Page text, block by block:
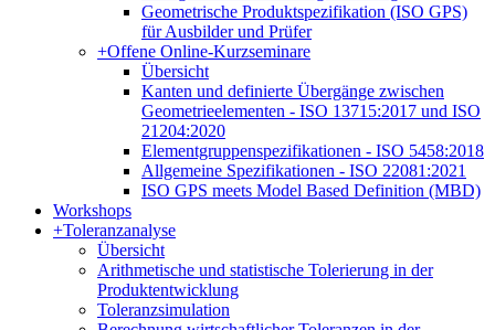
Geometrische Produktspezifikation (ISO GPS)
für Ausbilder und Prüfer
+Offene Online-Kurzseminare
Übersicht
Kanten und definierte Übergänge zwischen
Geometrieelementen - ISO 13715:2017 und ISO
21204:2020
Elementgruppenspezifikationen - ISO 5458:2018
Allgemeine Spezifikationen - ISO 22081:2021
ISO GPS meets Model Based Definition (MBD)
Workshops
+Toleranzanalyse
Übersicht
Arithmetische und statistische Tolerierung in der
Produktentwicklung
Toleranzsimulation